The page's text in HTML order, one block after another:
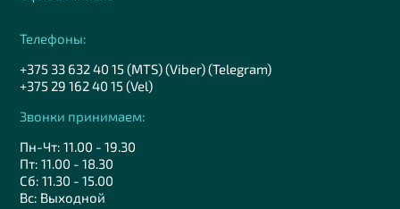
Телефоны:
+375 33 632 40 15 (MTS) (Viber) (Telegram)
+375 29 162 40 15 (Vel)
Звонки принимаем:
Пн-Чт: 11.00 - 19.30
Пт: 11.00 - 18.30
Сб: 11.30 - 15.00
Вс: Выходной